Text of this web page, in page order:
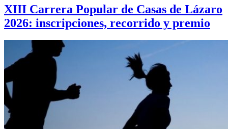
XIII Carrera Popular de Casas de Lázaro
2026: inscripciones, recorrido y premio